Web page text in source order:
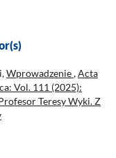
Wprowadzenie,Acta
Vol. 111 (2025):
Teresy Wyki. Z